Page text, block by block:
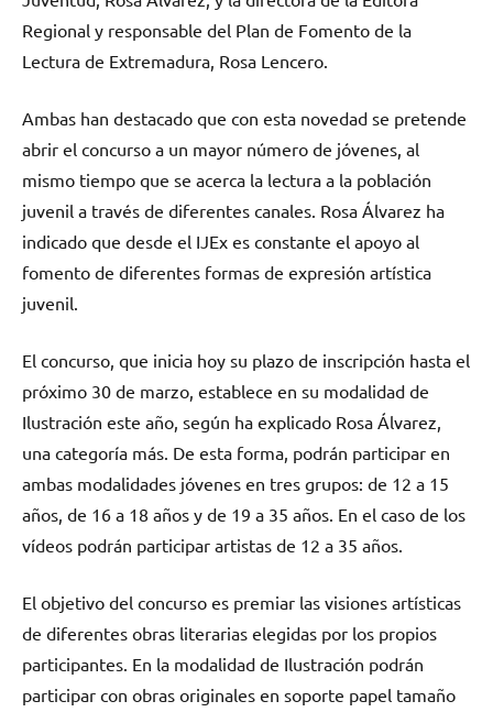
Regional y responsable del Plan de Fomento de la
Lectura de Extremadura, Rosa Lencero.
Ambas han destacado que con esta novedad se pretende
abrir el concurso a un mayor número de jóvenes, al
mismo tiempo que se acerca la lectura a la población
juvenil a través de diferentes canales. Rosa Álvarez ha
indicado que desde el IJEx es constante el apoyo al
fomento de diferentes formas de expresión artística
juvenil.
El concurso, que inicia hoy su plazo de inscripción hasta el
próximo 30 de marzo, establece en su modalidad de
Ilustración este año, según ha explicado Rosa Álvarez,
una categoría más. De esta forma, podrán participar en
ambas modalidades jóvenes en tres grupos: de 12 a 15
años, de 16 a 18 años y de 19 a 35 años. En el caso de los
vídeos podrán participar artistas de 12 a 35 años.
El objetivo del concurso es premiar las visiones artísticas
de diferentes obras literarias elegidas por los propios
participantes. En la modalidad de Ilustración podrán
participar con obras originales en soporte papel tamaño